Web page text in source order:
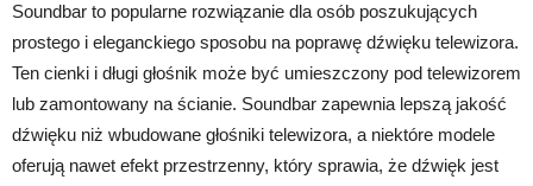
Soundbar to popularne rozwiązanie dla osób poszukujących
prostego i eleganckiego sposobu na poprawę dźwięku telewizora.
Ten cienki i długi głośnik może być umieszczony pod telewizorem
lub zamontowany na ścianie. Soundbar zapewnia lepszą jakość
dźwięku niż wbudowane głośniki telewizora, a niektóre modele
oferują nawet efekt przestrzenny, który sprawia, że dźwięk jest